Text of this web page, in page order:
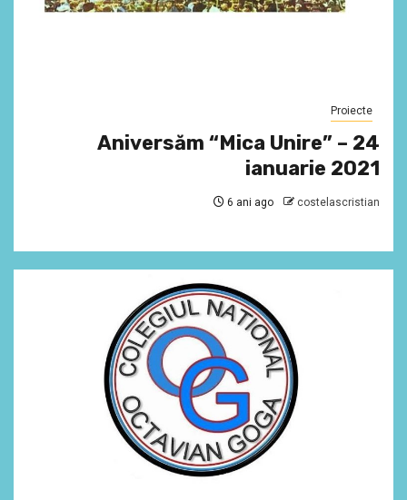
Proiecte
Aniversăm “Mica Unire” – 24
ianuarie 2021
6 ani ago costelascristian